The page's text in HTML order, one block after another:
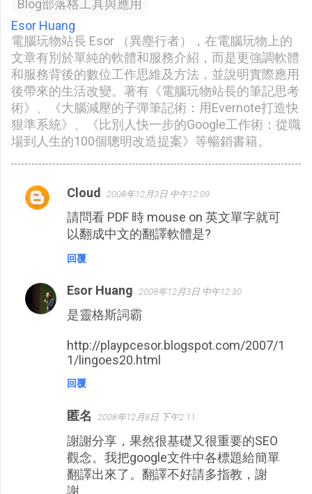
Blog部落格工具與應用
Esor Huang
電腦玩物站長 Esor （異塵行者），在電腦玩物上的
文章有別於單純的軟體和服務介紹，而是更強調軟體
和服務背後的數位工作思維及方法，並說明實際應用
後帶來的生活改變。著有《電腦玩物站長的筆記思考
術》、《大腦減壓的子彈筆記術：用Evernote打造快
狠準系統》、《比別人快一步的Google工作術：從職
場到人生的100個聰明改造提案》等暢銷書籍。
留
Cloud 2008年12月3日 中午12:09
請問看 PDF 時 mouse on 英文單字就可
以翻成中文的翻譯軟體是?
回覆
Esor Huang 2008年12月3日 中午12:30
是靈格斯詞霸
http://playpcesor.blogspot.com/2007/1
1/lingoes20.html
回覆
匿名 2008年12月8日 下午2:11
謝謝分享，果然很基礎又很重要的SEO
觀念。我把google文件中各標題給簡單
翻譯出來了。翻譯不好請多指教，謝
謝。